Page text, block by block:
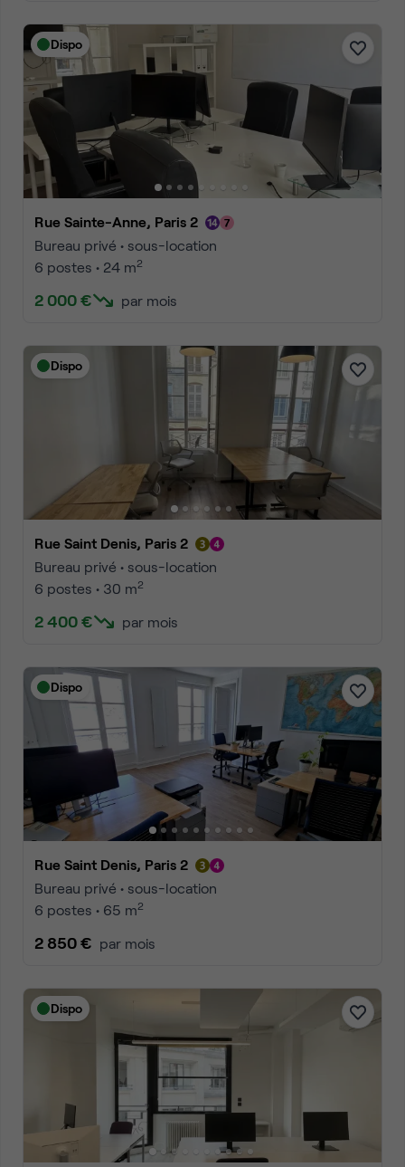
Dispo
Rue Sainte-Anne, Paris 2
Bureau privé • sous-location
6 postes • 24 m2
2 000 € par mois
Dispo
Rue Saint Denis, Paris 2
Bureau privé • sous-location
6 postes • 30 m2
2 400 € par mois
Dispo
Rue Saint Denis, Paris 2
Bureau privé • sous-location
6 postes • 65 m2
2 850 € par mois
Dispo